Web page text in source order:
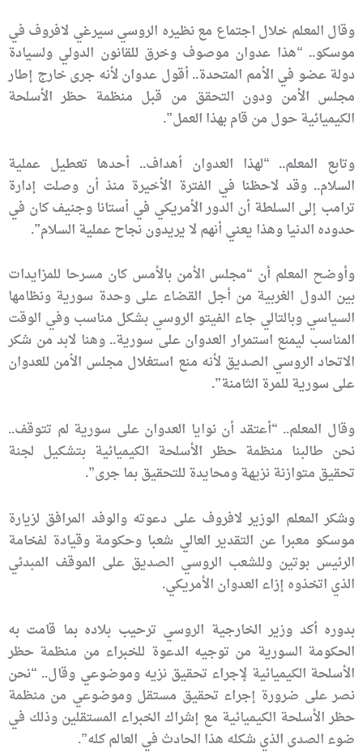
وقال المعلم خلال اجتماع مع نظيره الروسي سيرغي لافروف في
موسكو.. “هذا عدوان موصوف وخرق للقانون الدولي ولسيادة
دولة عضو في الأمم المتحدة.. أقول عدوان لأنه جرى خارج إطار
مجلس الأمن ودون التحقق من قبل منظمة حظر الأسلحة
الكيميائية حول من قام بهذا العمل”.
وتابع المعلم.. “لهذا العدوان أهداف.. أحدها تعطيل عملية
السلام.. وقد لاحظنا في الفترة الأخيرة منذ أن وصلت إدارة
ترامب إلى السلطة أن الدور الأمريكي في أستانا وجنيف كان في
حدوده الدنيا وهذا يعني أنهم لا يريدون نجاح عملية السلام”.
وأوضح المعلم أن “مجلس الأمن بالأمس كان مسرحا للمزايدات
بين الدول الغربية من أجل القضاء على وحدة سورية ونظامها
السياسي وبالتالي جاء الفيتو الروسي بشكل مناسب وفي الوقت
المناسب ليمنع استمرار العدوان على سورية.. وهنا لابد من شكر
الاتحاد الروسي الصديق لأنه منع استغلال مجلس الأمن للعدوان
على سورية للمرة الثامنة”.
وقال المعلم.. “أعتقد أن نوايا العدوان على سورية لم تتوقف..
نحن طالبنا منظمة حظر الأسلحة الكيميائية بتشكيل لجنة
تحقيق متوازنة نزيهة ومحايدة للتحقيق بما جرى”.
وشكر المعلم الوزير لافروف على دعوته والوفد المرافق لزيارة
موسكو معبرا عن التقدير العالي شعبا وحكومة وقيادة لفخامة
الرئيس بوتين وللشعب الروسي الصديق على الموقف المبدئي
الذي اتخذوه إزاء العدوان الأمريكي.
بدوره أكد وزير الخارجية الروسي ترحيب بلاده بما قامت به
الحكومة السورية من توجيه الدعوة للخبراء من منظمة حظر
الأسلحة الكيميائية لإجراء تحقيق نزيه وموضوعي وقال.. “نحن
نصر على ضرورة إجراء تحقيق مستقل وموضوعي من منظمة
حظر الأسلحة الكيميائية مع إشراك الخبراء المستقلين وذلك في
ضوء الصدى الذي شكله هذا الحادث في العالم كله”.